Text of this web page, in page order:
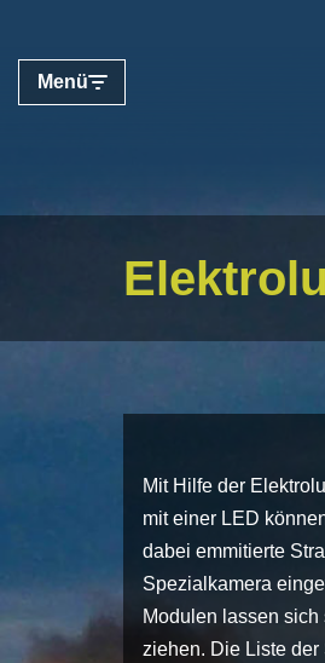
Zum
Inhalt
Menü
Mit Hilfe der
mit einer LED
dabei emmitierte
Spezialkamera
Modulen lassen
ziehen. Die Liste der